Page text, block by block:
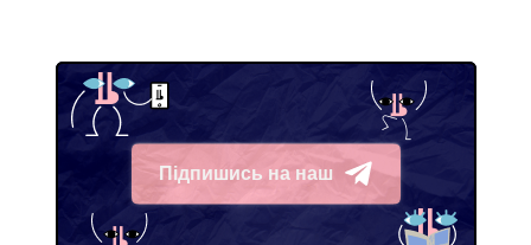
Підпишись на наш
Telegram